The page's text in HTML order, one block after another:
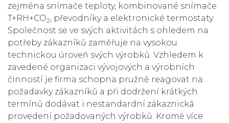
zejména snímače teploty, kombinované snímače
T+RH+CO2, převodníky a elektronické termostaty.
Společnost se ve svých aktivitách s ohledem na
potřeby zákazníků zaměřuje na vysokou
technickou úroveň svých výrobků. Vzhledem k
zavedené organizaci vývojových a výrobních
činností je firma schopna pružně reagovat na
požadavky zákazníků a při dodržení krátkých
termínů dodávat i nestandardní zákaznická
provedení požadovaných výrobků. Kromě více